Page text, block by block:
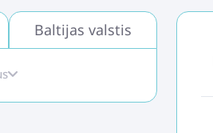
Baltijas valstis